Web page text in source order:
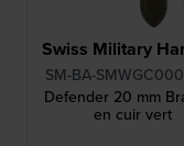
Swiss Military
SM-BA-
Defender 20 mm
en cuir vert